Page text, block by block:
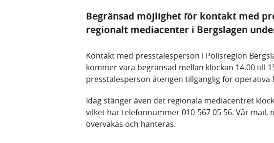
Begränsad möjlighet för kontakt med
regionalt mediacenter i Bergslagen
Kontakt med presstalesperson i Polisregion
kommer vara begränsad mellan klockan 14.00 till
presstalesperson återigen tillgänglig för operativa
Idag stänger även det regionala mediacentret
vilket har telefonnummer 010-567 05 56. Vår mail,
övervakas och hanteras.